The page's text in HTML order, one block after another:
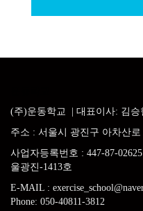
(주)운동학교
| 대표이사: 김승
주소 : 서울시 광진구 아차산로
사업자등록번호 : 447-87-
울광진-1413호
E-MAIL :
Phone: 050-40811-3812